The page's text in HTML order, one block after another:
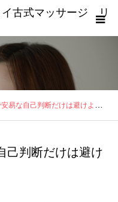
イ古式マッサージ リ
易な自己判断だけは避けよう！
己判断だけは避け